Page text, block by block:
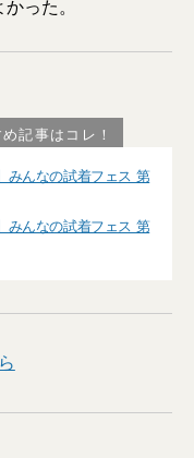
った。
記事はコレ！
みんなの試着フェス 第
みんなの試着フェス 第